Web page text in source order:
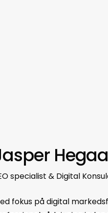
specialist & Digital
fokus på digital